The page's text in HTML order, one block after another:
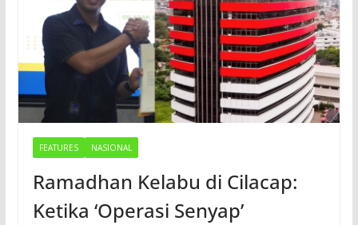
FEATURES NASIONAL
Ramadhan Kelabu di Cilacap:
Ketika ‘Operasi Senyap’